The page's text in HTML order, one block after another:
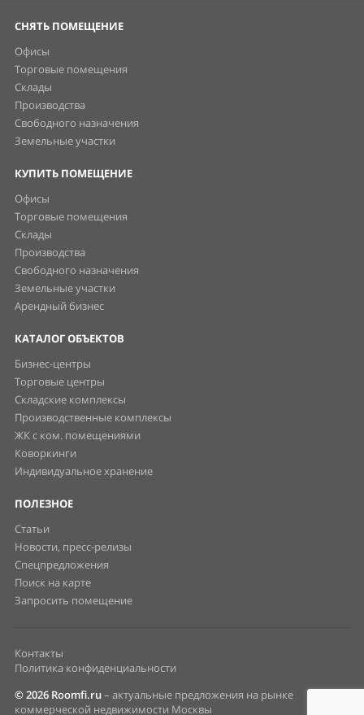
СНЯТЬ ПОМЕЩЕНИЕ
Офисы
Торговые помещения
Склады
Производства
Свободного назначения
Земельные участки
КУПИТЬ ПОМЕЩЕНИЕ
Офисы
Торговые помещения
Склады
Производства
Свободного назначения
Земельные участки
Арендный бизнес
КАТАЛОГ ОБЪЕКТОВ
Бизнес-центры
Торговые центры
Складские комплексы
Производственные комплексы
ЖК с ком. помещениями
Коворкинги
Индивидуальное хранение
ПОЛЕЗНОЕ
Статьи
Новости, пресс-релизы
Спецпредложения
Поиск на карте
Запросить помещение
Контакты
Политика конфиденциальности
© 2026 Roomfi.ru– актуальные предложения на рынке
коммерческой недвижимости Москвы